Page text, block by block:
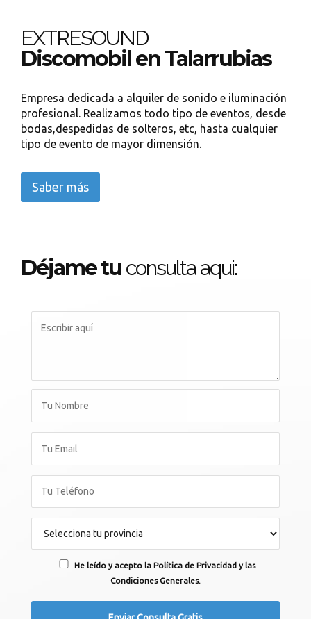
EXTRESOUND
Discomobil en Talarrubias
Empresa dedicada a alquiler de sonido e iluminación
profesional. Realizamos todo tipo de eventos, desde
bodas,despedidas de solteros, etc, hasta cualquier
tipo de evento de mayor dimensión.
Saber más
Déjame tu consulta aqui:
He leído y acepto la Política de Privacidad y las
Condiciones Generales.